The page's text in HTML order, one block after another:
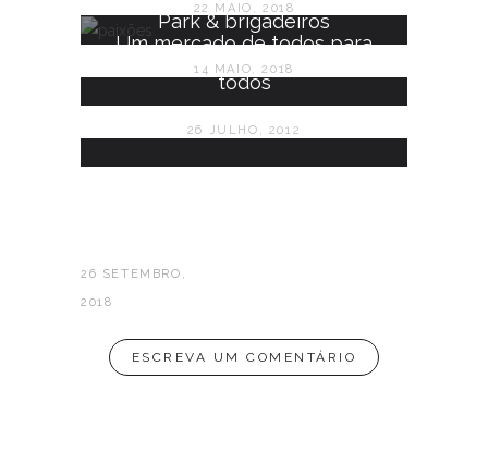
22 MAIO, 2018
Park & brigadeiros
14 MAIO, 2018
Um mercado de todos para
todos
26 JULHO, 2012
26 SETEMBRO,
2018
ESCREVA UM COMENTÁRIO